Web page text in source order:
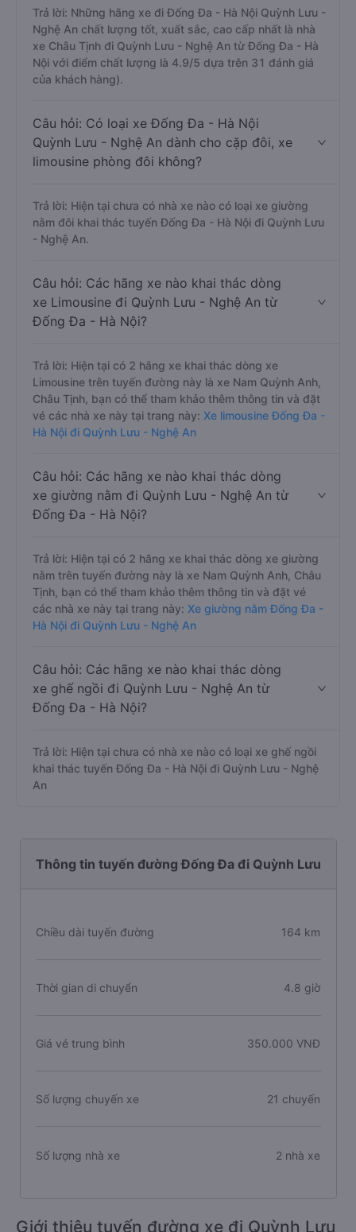
Trả lời: Những hãng xe đi Đống Đa - Hà Nội Quỳnh Lưu -
Nghệ An chất lượng tốt, xuất sắc, cao cấp nhất là nhà
xe Châu Tịnh đi Quỳnh Lưu - Nghệ An từ Đống Đa - Hà
Nội với điểm chất lượng là 4.9/5 dựa trên 31 đánh giá
của khách hàng).
Câu hỏi: Có loại xe Đống Đa - Hà Nội
Quỳnh Lưu - Nghệ An dành cho cặp đôi, xe
limousine phòng đôi không?
Trả lời: Hiện tại chưa có nhà xe nào có loại xe giường
nằm đôi khai thác tuyến Đống Đa - Hà Nội đi Quỳnh Lưu
- Nghệ An.
Câu hỏi: Các hãng xe nào khai thác dòng
xe Limousine đi Quỳnh Lưu - Nghệ An từ
Đống Đa - Hà Nội?
Trả lời: Hiện tại có 2 hãng xe khai thác dòng xe
Limousine trên tuyến đường này là xe Nam Quỳnh Anh,
Châu Tịnh, bạn có thể tham khảo thêm thông tin và đặt
vé các nhà xe này tại trang này: Xe limousine Đống Đa -
Hà Nội đi Quỳnh Lưu - Nghệ An
Câu hỏi: Các hãng xe nào khai thác dòng
xe giường nằm đi Quỳnh Lưu - Nghệ An từ
Đống Đa - Hà Nội?
Trả lời: Hiện tại có 2 hãng xe khai thác dòng xe giường
nằm trên tuyến đường này là xe Nam Quỳnh Anh, Châu
Tịnh, bạn có thể tham khảo thêm thông tin và đặt vé
các nhà xe này tại trang này: Xe giường nằm Đống Đa -
Hà Nội đi Quỳnh Lưu - Nghệ An
Câu hỏi: Các hãng xe nào khai thác dòng
xe ghế ngồi đi Quỳnh Lưu - Nghệ An từ
Đống Đa - Hà Nội?
Trả lời: Hiện tại chưa có nhà xe nào có loại xe ghế ngồi
khai thác tuyến Đống Đa - Hà Nội đi Quỳnh Lưu - Nghệ
An
Thông tin tuyến đường Đống Đa đi Quỳnh Lưu
Chiều dài tuyến đường 164 km
Thời gian di chuyển 4.8 giờ
Giá vé trung bình 350.000 VNĐ
Số lượng chuyến xe 21 chuyến
Số lượng nhà xe 2 nhà xe
Giới thiệu tuyến đường xe đi Quỳnh Lưu